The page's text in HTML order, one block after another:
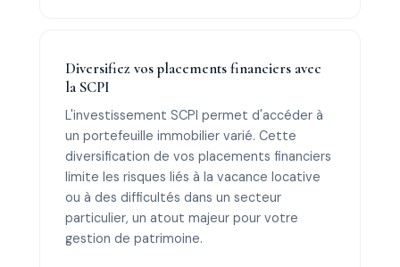
Diversifiez vos placements financiers avec
la SCPI
L'investissement SCPI permet d'accéder à
un portefeuille immobilier varié. Cette
diversification de vos placements financiers
limite les risques liés à la vacance locative
ou à des difficultés dans un secteur
particulier, un atout majeur pour votre
gestion de patrimoine.